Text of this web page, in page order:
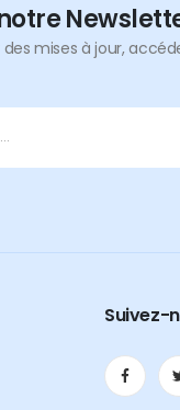
mises à jour,
Suivez-